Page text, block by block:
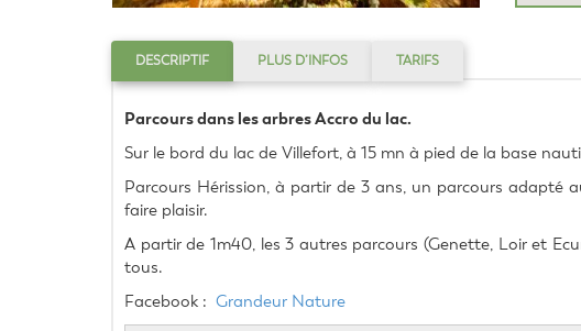
DESCRIPTIF PLUS D’INFOS TARIFS
Parcours dans les arbres Accro du lac.
Sur le bord du lac de Villefort, à 15 mn à pied de la base
Parcours Hérission, à partir de 3 ans, un parcours adapté
faire plaisir.
A partir de 1m40, les 3 autres parcours (Genette, Loir et
tous.
Facebook : Grandeur Nature